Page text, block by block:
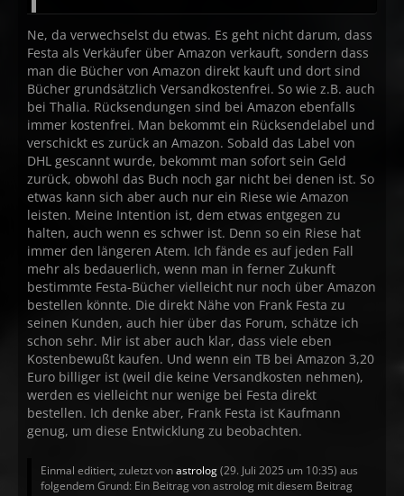
Ne, da verwechselst du etwas. Es geht nicht darum, dass
Festa als Verkäufer über Amazon verkauft, sondern dass
man die Bücher von Amazon direkt kauft und dort sind
Bücher grundsätzlich Versandkostenfrei. So wie z.B. auch
bei Thalia. Rücksendungen sind bei Amazon ebenfalls
immer kostenfrei. Man bekommt ein Rücksendelabel und
verschickt es zurück an Amazon. Sobald das Label von
DHL gescannt wurde, bekommt man sofort sein Geld
zurück, obwohl das Buch noch gar nicht bei denen ist. So
etwas kann sich aber auch nur ein Riese wie Amazon
leisten. Meine Intention ist, dem etwas entgegen zu
halten, auch wenn es schwer ist. Denn so ein Riese hat
immer den längeren Atem. Ich fände es auf jeden Fall
mehr als bedauerlich, wenn man in ferner Zukunft
bestimmte Festa-Bücher vielleicht nur noch über Amazon
bestellen könnte. Die direkt Nähe von Frank Festa zu
seinen Kunden, auch hier über das Forum, schätze ich
schon sehr. Mir ist aber auch klar, dass viele eben
Kostenbewußt kaufen. Und wenn ein TB bei Amazon 3,20
Euro billiger ist (weil die keine Versandkosten nehmen),
werden es vielleicht nur wenige bei Festa direkt
bestellen. Ich denke aber, Frank Festa ist Kaufmann
genug, um diese Entwicklung zu beobachten.
Einmal editiert, zuletzt vonastrolog(29. Juli 2025 um 10:35) aus
folgendem Grund: Ein Beitrag von astrolog mit diesem Beitrag